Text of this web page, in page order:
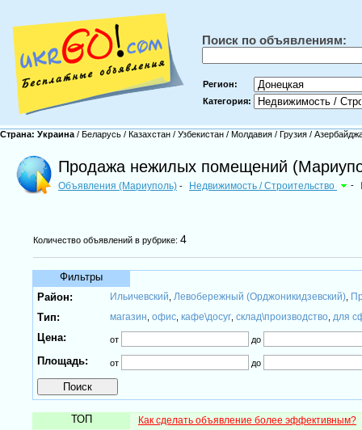
Поиск по объявлениям:
Регион:
Категория:
Страна: Украина / Беларусь / Казахстан / Узбекистан / Молдавия / Грузия /
Продажа нежилых помещений
Объявления (Мариуполь) - Недвижимость / Строительство -
Количество объявлений в рубрике: 4
Фильтры
Район:
Ильичевский Левобережный (Орджоникидзевский),
Тип: магазин офис, кафе\досуг, склад\производство, для
Цена: от до
Площадь: от до
ТОП Как сделать объявление более эффективным?